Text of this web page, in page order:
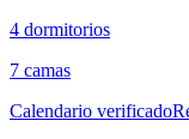
4 dormitorios
7 camas
Calendario verificado